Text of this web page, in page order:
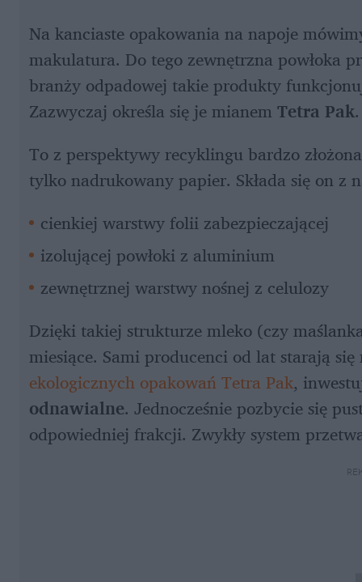
Na kanciaste opakowania na napoje
makulatura. Do tego zewnętrzna powłoka
branży odpadowej takie produkty
Zazwyczaj określa się je mianem Tetra Pak.
To z perspektywy recyklingu bardzo
tylko nadrukowany papier. Składa się on z
cienkiej warstwy folii zabezpieczającej
izolującej powłoki z aluminium
zewnętrznej warstwy nośnej z celulozy
Dzięki takiej strukturze mleko (czy
miesiące. Sami producenci od lat starają
ekologicznych opakowań Tetra Pak,
odnawialne. Jednocześnie pozbycie się
odpowiedniej frakcji. Zwykły system